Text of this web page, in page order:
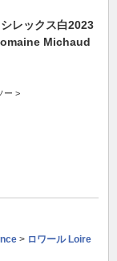
レックス白2023
Michaud
ー >
> ロワール Loire